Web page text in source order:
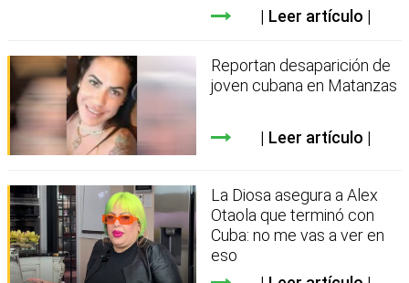
Leer artículo
Reportan desaparición de
joven cubana en Matanzas
Leer artículo
La Diosa asegura a Alex
Otaola que terminó con
Cuba: no me vas a ver en
eso